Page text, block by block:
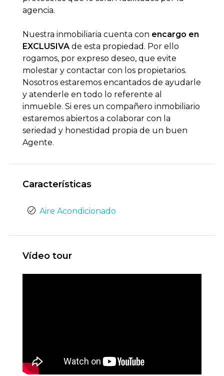
agencia.
Nuestra inmobiliaria cuenta con encargo en
EXCLUSIVA de esta propiedad. Por ello
rogamos, por expreso deseo, que evite
molestar y contactar con los propietarios.
Nosotros estaremos encantados de ayudarle
y atenderle en todo lo referente al
inmueble. Si eres un compañero inmobiliario
estaremos abiertos a colaborar con la
seriedad y honestidad propia de un buen
Agente.
Características
Aire Acondicionado
Vídeo tour